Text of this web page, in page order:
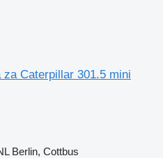
Caterpillar 301.5 mini
Berlin, Cottbus